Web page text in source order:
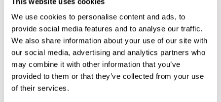
We use cookies to personalise content and ads, to
provide social media features and to analyse our traffic.
We also share information about your use of our site with
our social media, advertising and analytics partners who
may combine it with other information that you’ve
provided to them or that they’ve collected from your use
of their services.
> zpět na aukční výsledky
VYDRAŽENO POSOUZENO ZNALCEM
Aleš Veselý
159836. Bez názvu